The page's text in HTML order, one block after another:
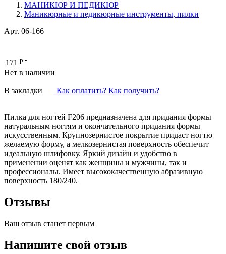
МАНИКЮР И ПЕДИКЮР
Маникюрные и педикюрные инструменты, пилки
Арт. 06-166
171 р.-
Нет в наличии
В закладки Как оплатить? Как получить?
Пилка для ногтей F206 предназначена для придания формы
натуральным ногтям и окончательного придания формы
искусственным. Крупнозернистое покрытие придаст ногтю
желаемую форму, а мелкозернистая поверхность обеспечит
идеальную шлифовку. Яркий дизайн и удобство в
применении оценят как женщины и мужчины, так и
профессионалы. Имеет высококачественную абразивную
поверхность 180/240.
Отзывы
Ваш отзыв станет первым
Напишите свой отзыв